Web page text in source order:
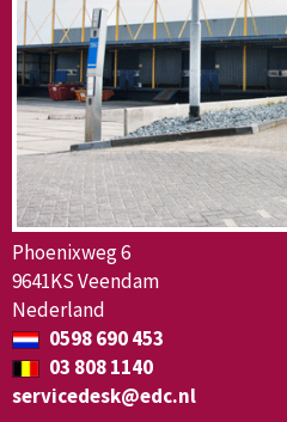
Phoenixweg 6
9641KS Veendam
Nederland
0598 690 453
03 808 1140
servicedesk@edc.nl